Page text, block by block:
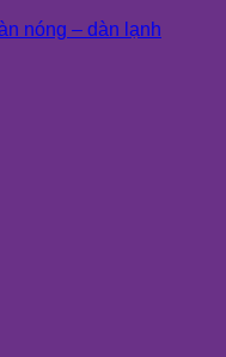
nóng – dàn lạnh